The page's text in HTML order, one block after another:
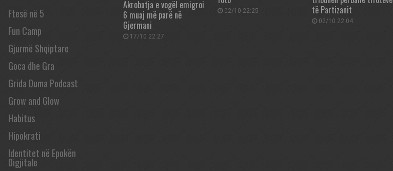
Ftesë në 5
Fun Camp
Gjurmë Shqiptare
Goca dhe Gra
Grida Duma Podcast
Grow and Glow
Habitus
Hipokrati
Identitet në Epokën
Digjitale
Akrobatja e vogël emigroi
6 muaj më parë në
Gjermani
17/10 22:27
02/10 22:25
të Partizanit
02/10 22:04